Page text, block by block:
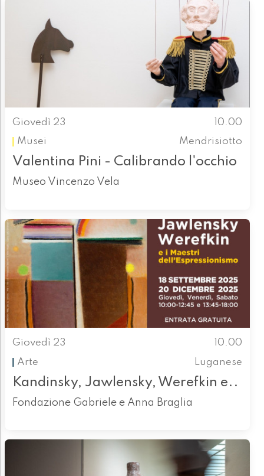
Giovedì 23
10.00
Musei
Mendrisiotto
Valentina Pini - Calibrando l'occhio
Museo Vincenzo Vela
Giovedì 23
10.00
Arte
Luganese
Kandinsky, Jawlensky, Werefkin e..
Fondazione Gabriele e Anna Braglia